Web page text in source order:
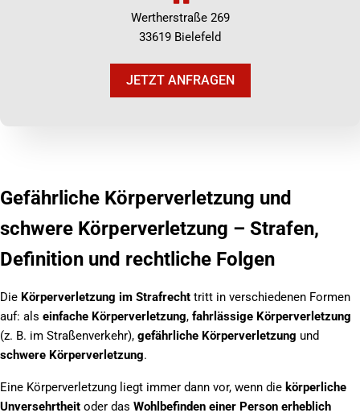
Wertherstraße 269
33619 Bielefeld
JETZT ANFRAGEN
Gefährliche Körperverletzung und
schwere Körperverletzung – Strafen,
Definition und rechtliche Folgen
Die Körperverletzung im Strafrecht tritt in verschiedenen Formen
auf: als einfache Körperverletzung, fahrlässige Körperverletzung
(z. B. im Straßenverkehr), gefährliche Körperverletzung und
schwere Körperverletzung.
Eine Körperverletzung liegt immer dann vor, wenn die körperliche
Unversehrtheit oder das Wohlbefinden einer Person erheblich